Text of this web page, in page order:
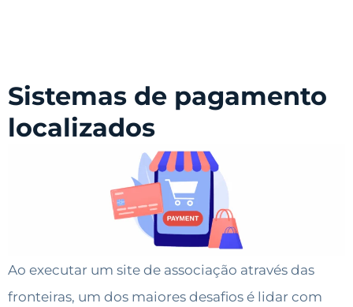
Sistemas de pagamento
localizados
Ao executar um site de associação através das
fronteiras, um dos maiores desafios é lidar com